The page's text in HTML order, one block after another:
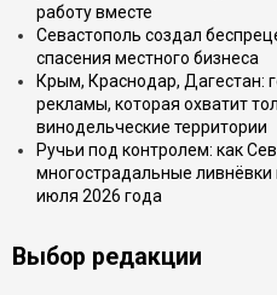
работу вместе
Севастополь создал
спасения местного бизнеса
Крым, Краснодар, Дагестан:
рекламы, которая охватит
винодельческие территории
Ручьи под контролем: как
многострадальные
июля 2026 года
Выбор редакции